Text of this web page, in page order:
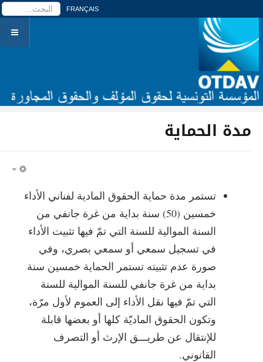
FRANÇAIS
مدة الحماية
تستمر مدة حماية الحقوق المادية لفناني الأداء
خمسين (50) سنة بداية من غرة جانفي من
السنة الموالية للسنة التي تمّ فيها تثبيت الأداء
في تسجيل سمعي أو سمعي بصري، وفي
صورة عدم تثبيته تستمر الحماية خمسين سنة
بداية من غرة جانفي للسنة الموالية للسنة
التي تمّ فيها نقل الأداء إلى العموم لأول مرّة،
وتكون الحقوق الماديّة كلها أو بعضها قابلة
للإنتقال عن طريـــق الإرث أو التصرف
القانوني.